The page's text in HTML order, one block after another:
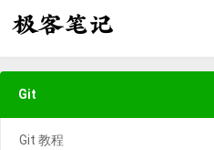
Git
Git 教程